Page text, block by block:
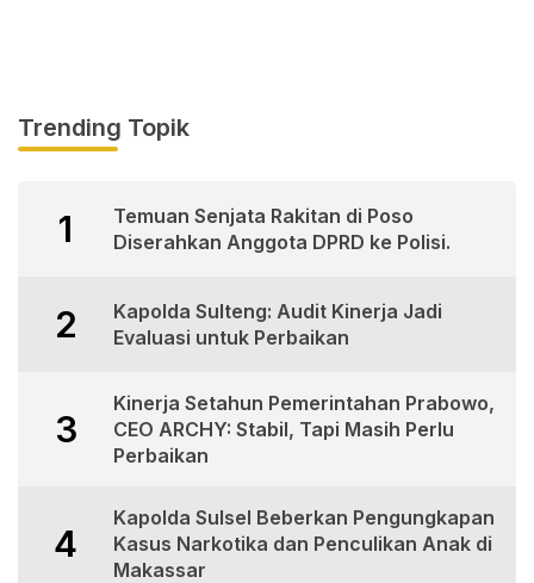
Trending Topik
1
Temuan Senjata Rakitan di Poso
Diserahkan Anggota DPRD ke Polisi.
2
Kapolda Sulteng: Audit Kinerja Jadi
Evaluasi untuk Perbaikan
3
Kinerja Setahun Pemerintahan Prabowo,
CEO ARCHY: Stabil, Tapi Masih Perlu
Perbaikan
4
Kapolda Sulsel Beberkan Pengungkapan
Kasus Narkotika dan Penculikan Anak di
Makassar